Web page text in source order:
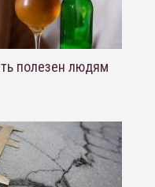
полезен людям